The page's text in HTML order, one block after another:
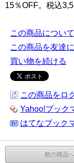
15％OFF。税込
この商品につい
この商品を友達
買い物を続ける
この商品をロ
Yahoo!ブック
はてなブック
前の商品へ